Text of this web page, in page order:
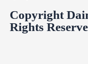
Copyright
Rights